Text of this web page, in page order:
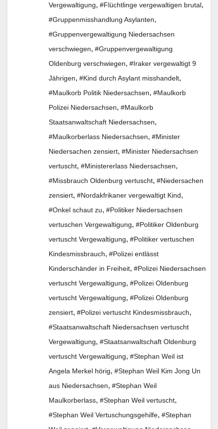
Vergewaltigung, #Flüchtlinge vergewaltigen brutal,
#Gruppenmisshandlung Asylanten,
#Gruppenvergewaltigung Niedersachsen
verschwiegen, #Gruppenvergewaltigung
Oldenburg verschwiegen, #Iraker vergewaltigt 9
Jährigen, #Kind durch Asylant misshandelt,
#Maulkorb Politik Niedersachsen, #Maulkorb
Polizei Niedersachsen, #Maulkorb
Staatsanwaltschaft Niedersachsen,
#Maulkorberlass Niedersachsen, #Minister
Niedersachen zensiert, #Minister Niedersachsen
vertuscht, #Ministererlass Niedersachsen,
#Missbrauch Oldenburg vertuscht, #Niedersachen
zensiert, #Nordakfrikaner vergewaltigt Kind,
#Onkel schaut zu, #Politiker Niedersachsen
vertuschen Vergewaltigung, #Politiker Oldenburg
vertuscht Vergewaltigung, #Politiker vertuschen
Kindesmissbrauch, #Polizei entlässt
Kinderschänder in Freiheit, #Polizei Niedersachsen
vertuscht Vergewaltigung, #Polizei Oldenburg
vertuscht Vergewaltigung, #Polizei Oldenburg
zensiert, #Polizei vertuscht Kindesmissbrauch,
#Staatsanwaltschaft Niedersachsen vertuscht
Vergewaltigung, #Staatsanwaltschaft Oldenburg
vertuscht Vergewaltigung, #Stephan Weil ist
Angela Merkel hörig, #Stephan Weil Kim Jong Un
aus Niedersachsen, #Stephan Weil
Maulkorberlass, #Stephan Weil vertuscht,
#Stephan Weil Vertuschungsgehilfe, #Stephan